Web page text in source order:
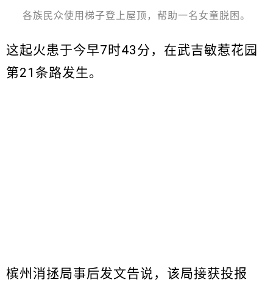
各族民众使用梯子登上屋顶，帮助一名女童脱困。
这起火患于今早7时43分，在武吉敏惹花园
第21条路发生。
槟州消拯局事后发文告说，该局接获投报